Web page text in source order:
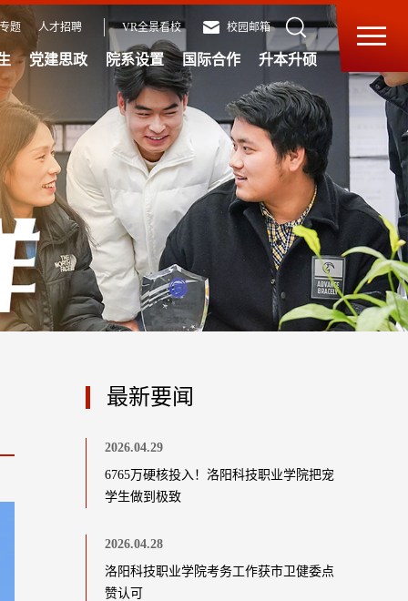
校园邮箱
题 人才招聘 VR全景看校
党建思政 院系设置 国际合作 升本升硕
最新要闻
2026.04.29
6765万硬核投入！洛阳科技职业学院把宠
学生做到极致
2026.04.28
洛阳科技职业学院考务工作获市卫健委点
赞认可